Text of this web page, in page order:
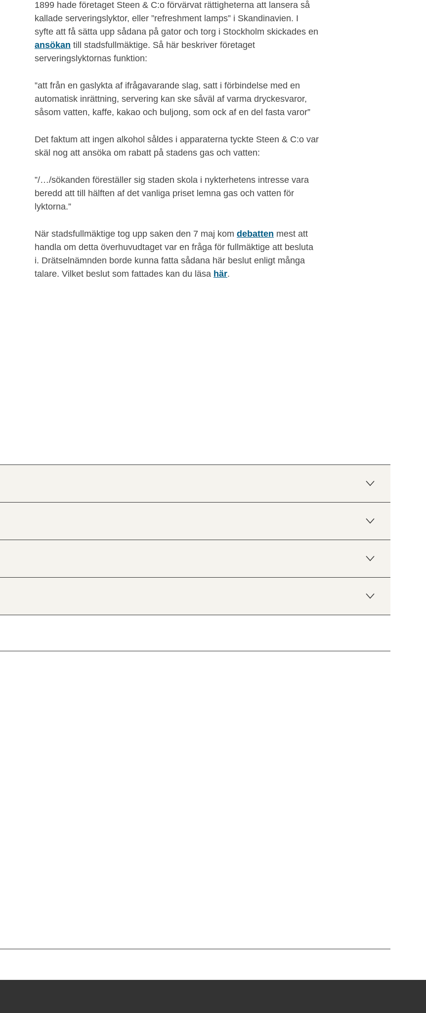
1899 hade företaget Steen & C:o förvärvat rättigheterna att lansera så
kallade serveringslyktor, eller ”refreshment lamps” i Skandinavien. I
syfte att få sätta upp sådana på gator och torg i Stockholm skickades en
ansökan till stadsfullmäktige. Så här beskriver företaget
serveringslyktornas funktion:
”att från en gaslykta af ifrågavarande slag, satt i förbindelse med en
automatisk inrättning, servering kan ske såväl af varma dryckesvaror,
såsom vatten, kaffe, kakao och buljong, som ock af en del fasta varor”
Det faktum att ingen alkohol såldes i apparaterna tyckte Steen & C:o var
skäl nog att ansöka om rabatt på stadens gas och vatten:
”/…/sökanden föreställer sig staden skola i nykterhetens intresse vara
beredd att till hälften af det vanliga priset lemna gas och vatten för
lyktorna.”
När stadsfullmäktige tog upp saken den 7 maj kom debatten mest att
handla om detta överhuvudtaget var en fråga för fullmäktige att besluta
i. Drätselnämnden borde kunna fatta sådana här beslut enligt många
talare. Vilket beslut som fattades kan du läsa här.